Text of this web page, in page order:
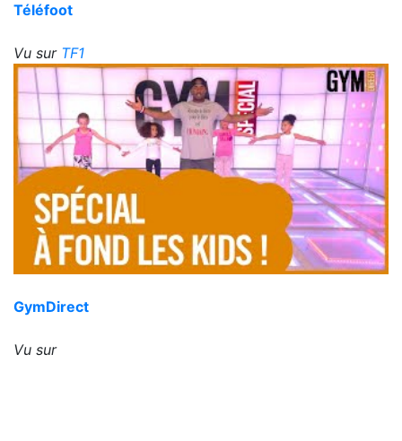
Téléfoot
Vu sur TF1
GymDirect
Vu sur